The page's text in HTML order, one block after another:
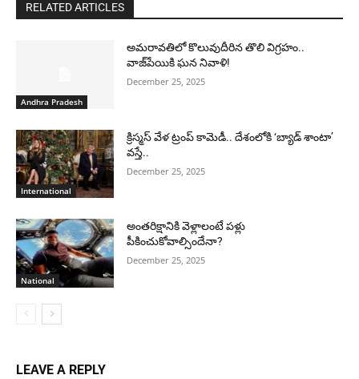
RELATED ARTICLES
Andhra Pradesh
అమరావతిలో కొలువుదీరిన తొలి విగ్రహం..
వాజ్‌పేయికి ఘన నివాళి!
December 25, 2025
International
క్రిస్మస్ వేళ ట్రంప్ కామెడీ.. దేశంలోకి ‘బ్యాడ్ శాంటా’
వస్తే..
December 25, 2025
National
అంతరిక్షానికి వెళ్లాలంటే పళ్లు
పీకించుకోవాల్సిందేనా?
December 25, 2025
LEAVE A REPLY